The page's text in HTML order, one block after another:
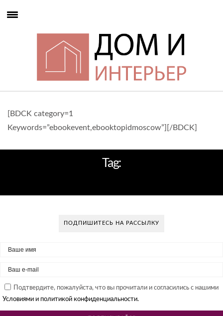
[BDCK category=1
Keywords=”ebookevent,ebooktopidmoscow”][/BDCK]
Tag:
ПОДПИШИТЕСЬ НА РАССЫЛКУ
Подтвердите, пожалуйста, что вы прочитали и согласились с нашими
Условиями и политикой конфиденциальности.